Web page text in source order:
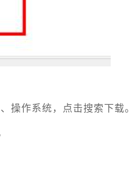
操作系统，点击搜索下载。